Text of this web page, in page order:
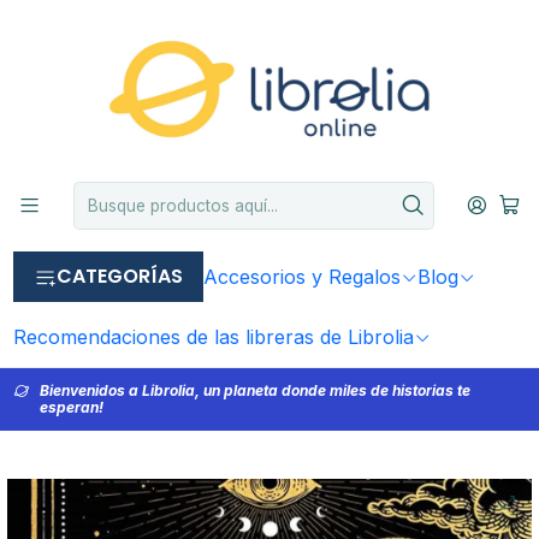
CATEGORÍAS Accesorios y Regalos Blog
Recomendaciones de las libreras de Librolia
Bienvenidos a Librolia, un planeta donde miles de historias te
esperan!